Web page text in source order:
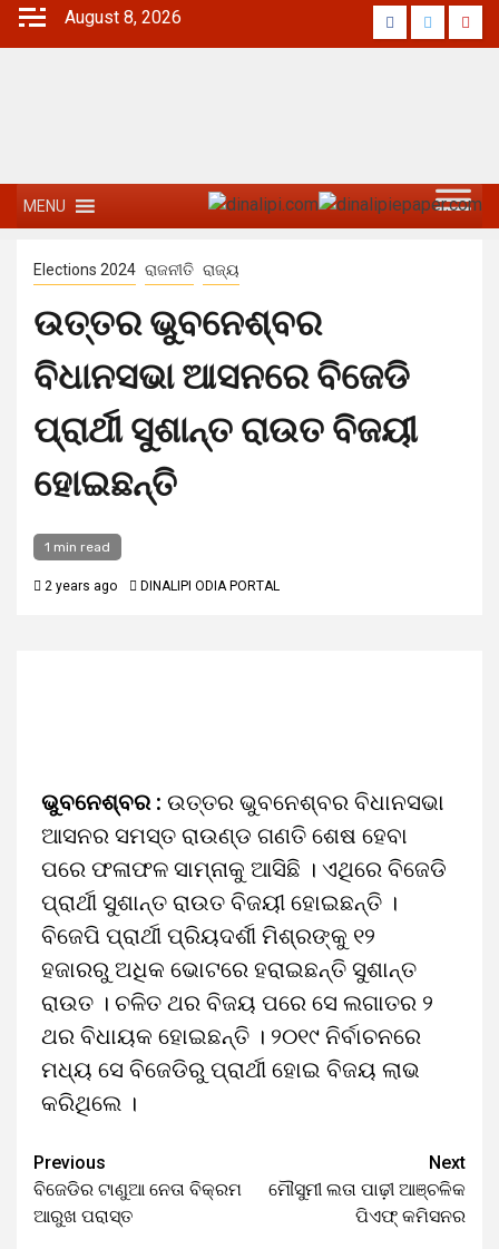
August 8, 2026
MENU
Elections 2024 ରାଜନୀତି ରାଜ୍ୟ
ଉତ୍ତର ଭୁବନେଶ୍ବର
ବିଧାନସଭା ଆସନରେ ବିଜେଡି
ପ୍ରାର୍ଥୀ ସୁଶାନ୍ତ ରାଉତ ବିଜୟୀ
ହୋଇଛନ୍ତି
1 min read
2 years ago DINALIPI ODIA PORTAL
ଭୁବନେଶ୍ବର : ଉତ୍ତର ଭୁବନେଶ୍ବର ବିଧାନସଭା
ଆସନର ସମସ୍ତ ରାଉଣ୍ଡ ଗଣତି ଶେଷ ହେବା
ପରେ ଫଳାଫଳ ସାମ୍ନାକୁ ଆସିଛି । ଏଥିରେ ବିଜେଡି
ପ୍ରାର୍ଥୀ ସୁଶାନ୍ତ ରାଉତ ବିଜୟୀ ହୋଇଛନ୍ତି ।
ବିଜେପି ପ୍ରାର୍ଥୀ ପ୍ରିୟଦର୍ଶୀ ମିଶ୍ରଙ୍କୁ ୧୨
ହଜାରରୁ ଅଧିକ ଭୋଟରେ ହରାଇଛନ୍ତି ସୁଶାନ୍ତ
ରାଉତ । ଚଳିତ ଥର ବିଜୟ ପରେ ସେ ଲଗାତର ୨
ଥର ବିଧାୟକ ହୋଇଛନ୍ତି । ୨୦୧୯ ନିର୍ବାଚନରେ
ମଧ୍ୟ ସେ ବିଜେଡିରୁ ପ୍ରାର୍ଥୀ ହୋଇ ବିଜୟ ଲାଭ
କରିଥିଲେ ।
Previous
ବିଜେଡିର ଟାଣୁଆ ନେତା ବିକ୍ରମ
ଆରୁଖ ପରାସ୍ତ
Next
ମୌସୁମୀ ଲତା ପାଢ଼ୀ ଆଞ୍ଚଳିକ
ପିଏଫ୍‌ କମିସନର